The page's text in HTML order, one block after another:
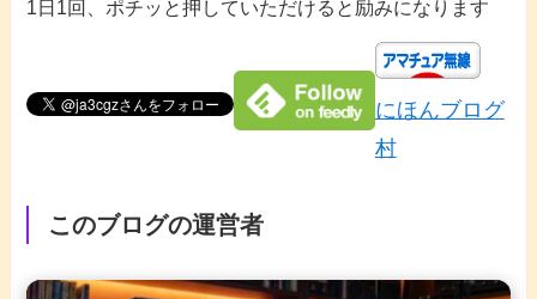
1日1回、ポチッと押していただけると励みになります
にほんブログ
村
このブログの運営者